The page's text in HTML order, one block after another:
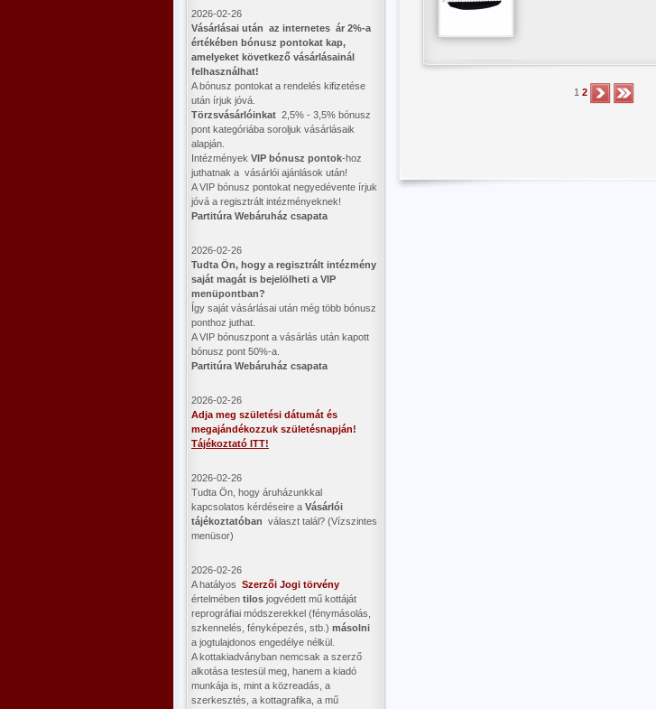
2026-02-26
Vásárlásai után az internetes ár 2%-a
értékében bónusz pontokat kap,
amelyeket következő vásárlásainál
felhasználhat!
A bónusz pontokat a rendelés kifizetése
után írjuk jóvá.
Törzsvásárlóinkat 2,5% - 3,5% bónusz
pont kategóriába soroljuk vásárlásaik
alapján.
Intézmények VIP bónusz pontok-hoz
juthatnak a vásárlói ajánlások után!
A VIP bónusz pontokat negyedévente írjuk
jóvá a regisztrált intézményeknek!
Partitúra Webáruház csapata
2026-02-26
​Tudta Ön, hogy a regisztrált intézmény
saját magát is bejelölheti a VIP
menüpontban?
Így saját vásárlásai után még több bónusz
ponthoz juthat.
A VIP bónuszpont a vásárlás után kapott
bónusz pont 50%-a.
Partitúra Webáruház csapata
2026-02-26
Adja meg születési dátumát és
megajándékozzuk születésnapján!
Tájékoztató ITT!
2026-02-26
Tudta Ön, hogy áruházunkkal
kapcsolatos kérdéseire a Vásárlói
tájékoztatóban választ talál? (Vízszintes
menüsor)
2026-02-26
A hatályos Szerzői Jogi törvény
értelmében tilos jogvédett mű kottáját
reprográfiai módszerekkel (fénymásolás,
szkennelés, fényképezés, stb.) másolni
a jogtulajdonos engedélye nélkül.
A kottakiadványban nemcsak a szerző
alkotása testesül meg, hanem a kiadó
munkája is, mint a közreadás, a
szerkesztés, a kottagrafika, a mű
1 2